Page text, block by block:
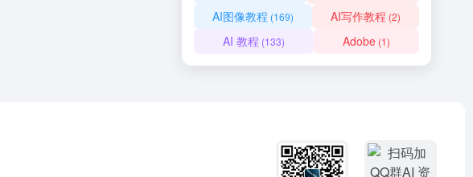
AI图像教程 (169) AI写作教程 (2)
AI 教程 (133) Adobe (1)